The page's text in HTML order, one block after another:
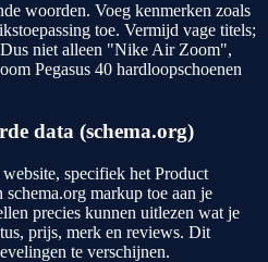
woorden. Voeg kenmerken zoals
toe. Vermijd vage titels;
niet alleen "Nike Air Zoom",
Pegasus 40 hardloopschoenen
data (schema.org)
specifiek het Product
markup toe aan je
precies kunnen uitlezen wat je
prijs, merk en reviews. Dit
te verschijnen.